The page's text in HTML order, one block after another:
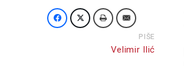
PIŠE
Velimir Ilić